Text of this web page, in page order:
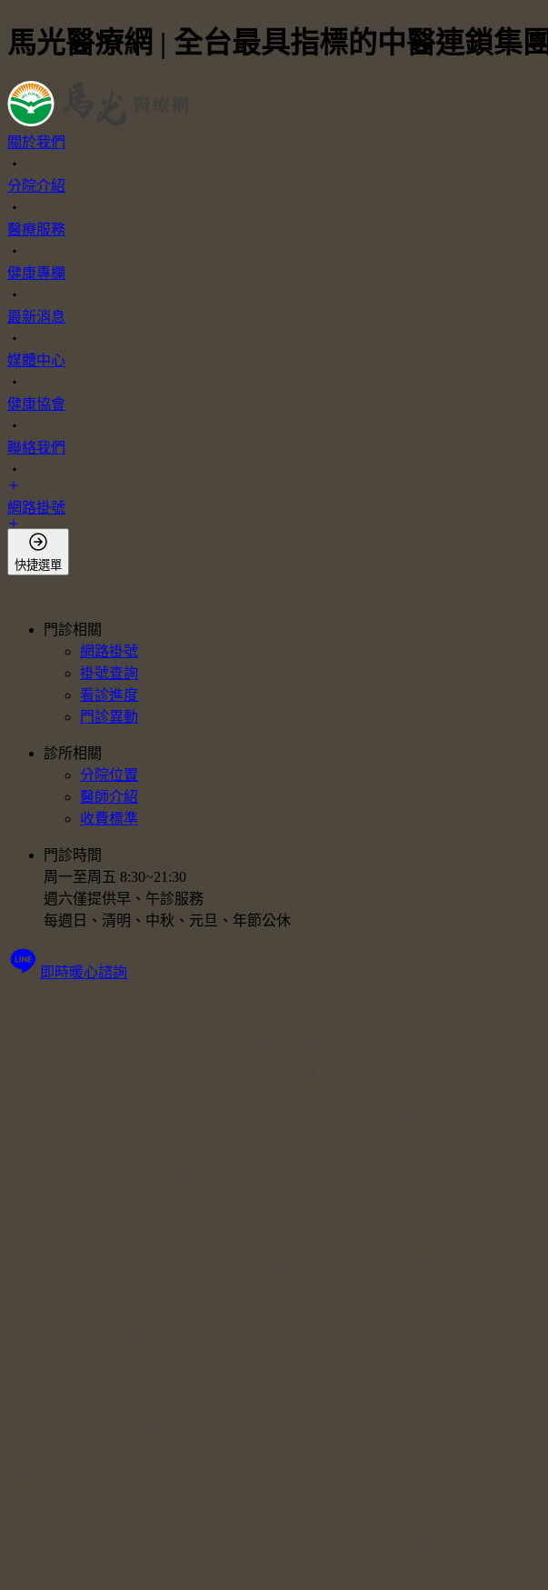
馬光醫療網 | 全台最具指標的中醫連鎖集團
關於我們
・
分院介紹
・
醫療服務
・
健康專欄
・
最新消息
・
媒體中心
・
健康協會
・
聯絡我們
・
網路掛號
會員登入
快捷選單
門診相關
網路掛號
掛號查詢
看診進度
門診異動
診所相關
分院位置
醫師介紹
收費標準
門診時間
周一至周五 8:30~21:30
週六僅提供早、午診服務
每週日、清明、中秋、元旦、年節公休
即時暖心諮詢